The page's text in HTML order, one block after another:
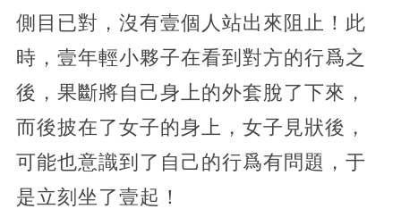
側目已對，沒有壹個人站出來阻止！此
時，壹年輕小夥子在看到對方的行爲之
後，果斷將自己身上的外套脫了下來，
而後披在了女子的身上，女子見狀後，
可能也意識到了自己的行爲有問題，于
是立刻坐了壹起！